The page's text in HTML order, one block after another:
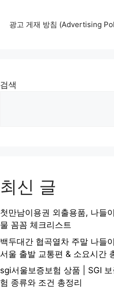
광고 게재 방침 (Advertising
검색
최신 글
첫만남이용권 외출용품, 나들
물 꼼꼼 체크리스트
백두대간 협곡열차 주말 나들
서울 출발 교통편 & 소요시간
sgi서울보증보험 상품 | SGI 보
험 종류와 조건 총정리